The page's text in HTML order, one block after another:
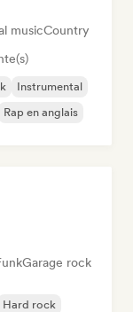
musicCountry
Instrumental
Rap en anglais
Garage rock
Hard rock